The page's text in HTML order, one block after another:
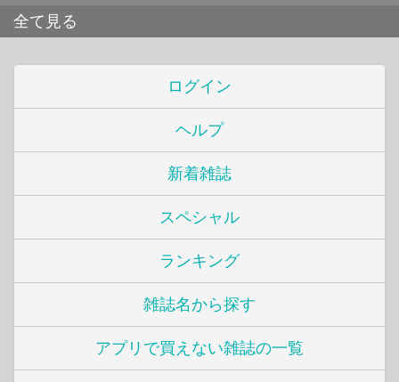
全て見る
ログイン
ヘルプ
新着雑誌
スペシャル
ランキング
雑誌名から探す
アプリで買えない雑誌の一覧